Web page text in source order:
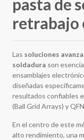
pasta de
retrabajo
Las soluciones
soldadura son
ensamblajes
diseñadas
resultados confiables
(Ball Grid Arrays) y
En el centro de este
alto rendimiento, una